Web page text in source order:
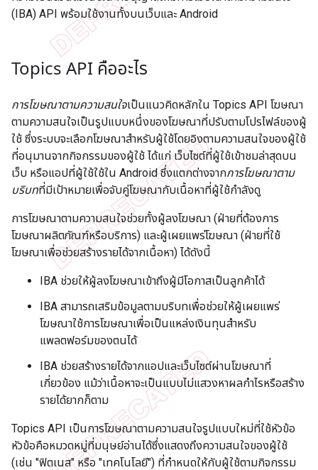
(IBA) API พร้อมใช้งานทั้งบนเว็บและ Android
Topics API คืออะไร
การโฆษณาตามความสนใจเป็นแนวคิดหลักใน Topics API โฆษณา
ตามความสนใจเป็นรูปแบบหนึ่งของโฆษณาที่ปรับตามโปรไฟล์ของผู้
ใช้ ซึ่งระบบจะเลือกโฆษณาสำหรับผู้ใช้โดยอิงตามความสนใจของผู้ใช้
ที่อนุมานจากกิจกรรมของผู้ใช้ ได้แก่ เว็บไซต์ที่ผู้ใช้เข้าชมล่าสุดบน
เว็บ หรือแอปที่ผู้ใช้ใช้ใน Android ซึ่งแตกต่างจากการโฆษณาตาม
บริบทที่มีเป้าหมายเพื่อจับคู่โฆษณากับเนื้อหาที่ผู้ใช้กำลังดู
การโฆษณาตามความสนใจช่วยทั้งผู้ลงโฆษณา (ฝ่ายที่ต้องการ
โฆษณาผลิตภัณฑ์หรือบริการ) และผู้เผยแพร่โฆษณา (ฝ่ายที่ใช้
โฆษณาเพื่อช่วยสร้างรายได้จากเนื้อหา) ได้ดังนี้
IBA ช่วยให้ผู้ลงโฆษณาเข้าถึงผู้มีโอกาสเป็นลูกค้าได้
IBA สามารถเสริมข้อมูลตามบริบทเพื่อช่วยให้ผู้เผยแพร่
โฆษณาใช้การโฆษณาเพื่อเป็นแหล่งเงินทุนสำหรับ
แพลตฟอร์มของตนได้
IBA ช่วยสร้างรายได้จากแอปและเว็บไซต์ผ่านโฆษณาที่
เกี่ยวข้อง แม้ว่าเนื้อหาจะเป็นแบบไม่แสวงหาผลกำไรหรือสร้าง
รายได้ยากก็ตาม
Topics API เป็นการโฆษณาตามความสนใจรูปแบบใหม่ที่ใช้หัวข้อ
หัวข้อคือหมวดหมู่ที่มนุษย์อ่านได้ซึ่งแสดงถึงความสนใจของผู้ใช้
(เช่น "ฟิตเนส" หรือ "เทคโนโลยี") ที่กำหนดให้กับผู้ใช้ตามกิจกรรม